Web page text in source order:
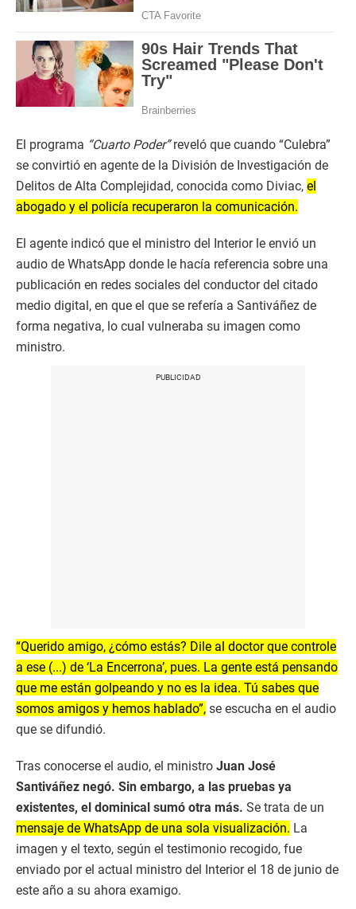
El programa “Cuarto Poder”reveló que cuando “Culebra”
se convirtió en agente de la División de Investigación de
Delitos de Alta Complejidad, conocida como Diviac, el
abogado y el policía recuperaron la comunicación.
El agente indicó que el ministro del Interior le envió un
audio de WhatsApp donde le hacía referencia sobre una
publicación en redes sociales del conductor del citado
medio digital, en que el que se refería a Santiváñez de
forma negativa, lo cual vulneraba su imagen como
ministro.
“Querido amigo, ¿cómo estás? Dile al doctor que controle
a ese (...) de ‘La Encerrona’, pues. La gente está pensando
que me están golpeando y no es la idea. Tú sabes que
somos amigos y hemos hablado”, se escucha en el audio
que se difundió.
Tras conocerse el audio, el ministro Juan José
Santiváñez negó. Sin embargo, a las pruebas ya
existentes, el dominical sumó otra más. Se trata de un
mensaje de WhatsApp de una sola visualización. La
imagen y el texto, según el testimonio recogido, fue
enviado por el actual ministro del Interior el 18 de junio de
este año a su ahora examigo.